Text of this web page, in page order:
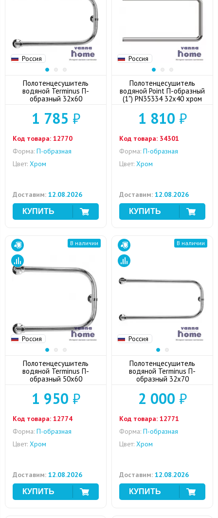
Россия
Полотенцесушитель
водяной Terminus П-
образный 32x60
1 785 ₽
Код товара: 12770
Форма: П-образная
Цвет: Хром
Доставим: 12.08.2026
Россия
Полотенцесушитель
водяной Point П-образный
(1") PN35334 32x40 хром
1 810 ₽
Код товара: 34301
Форма: П-образная
Цвет: Хром
Доставим: 12.08.2026
Россия
В наличии
Полотенцесушитель
водяной Terminus П-
образный 50x60
1 950 ₽
Код товара: 12774
Форма: П-образная
Цвет: Хром
Доставим: 12.08.2026
Россия
В наличии
Полотенцесушитель
водяной Terminus П-
образный 32x70
2 000 ₽
Код товара: 12771
Форма: П-образная
Цвет: Хром
Доставим: 12.08.2026